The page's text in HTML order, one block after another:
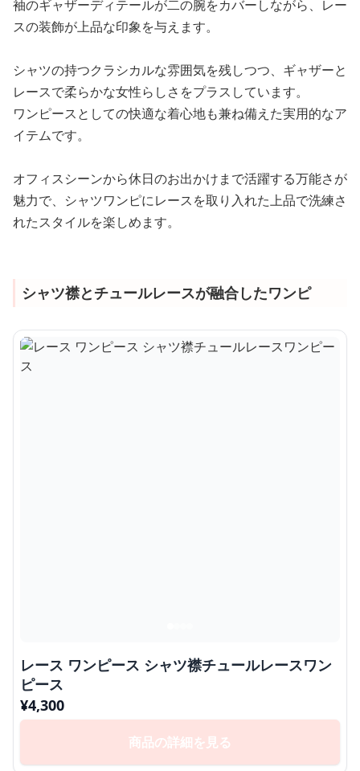
袖のギャザーディテールが二の腕をカバーしながら、レー
スの装飾が上品な印象を与えます。
シャツの持つクラシカルな雰囲気を残しつつ、ギャザーと
レースで柔らかな女性らしさをプラスしています。
ワンピースとしての快適な着心地も兼ね備えた実用的なア
イテムです。
オフィスシーンから休日のお出かけまで活躍する万能さが
魅力で、シャツワンピにレースを取り入れた上品で洗練さ
れたスタイルを楽しめます。
シャツ襟とチュールレースが融合したワンピ
レース ワンピース シャツ襟チュールレースワン
ピース
¥4,300
商品の詳細を見る